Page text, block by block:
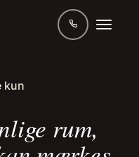
kun
rum,